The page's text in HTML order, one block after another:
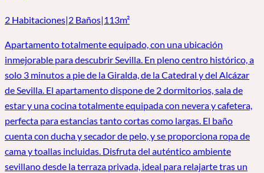
2 Habitaciones|2 Baños|113m²
Apartamento totalmente equipado, con una ubicación
inmejorable para descubrir Sevilla. En pleno centro histórico, a
solo 3 minutos a pie de la Giralda, de la Catedral y del Alcázar
de Sevilla. El apartamento dispone de 2 dormitorios, sala de
estar y una cocina totalmente equipada con nevera y cafetera,
perfecta para estancias tanto cortas como largas. El baño
cuenta con ducha y secador de pelo, y se proporciona ropa de
cama y toallas incluidas. Disfruta del auténtico ambiente
sevillano desde la terraza privada, ideal para relajarte tras un